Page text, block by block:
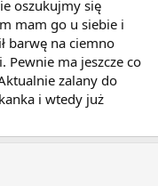
oszukujmy się
mam go u siebie i
barwę na ciemno
Pewnie ma jeszcze co
zalany do
i wtedy już